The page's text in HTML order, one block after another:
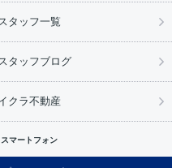
スタッフ一覧
スタッフブログ
クラ不動産
スマートフォン